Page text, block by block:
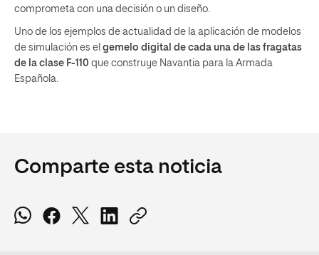
comprometa con una decisión o un diseño.
Uno de los ejemplos de actualidad de la aplicación de modelos
de simulación es el gemelo digital de cada una de las fragatas
de la clase F-110 que construye Navantia para la Armada
Española.
Comparte esta noticia